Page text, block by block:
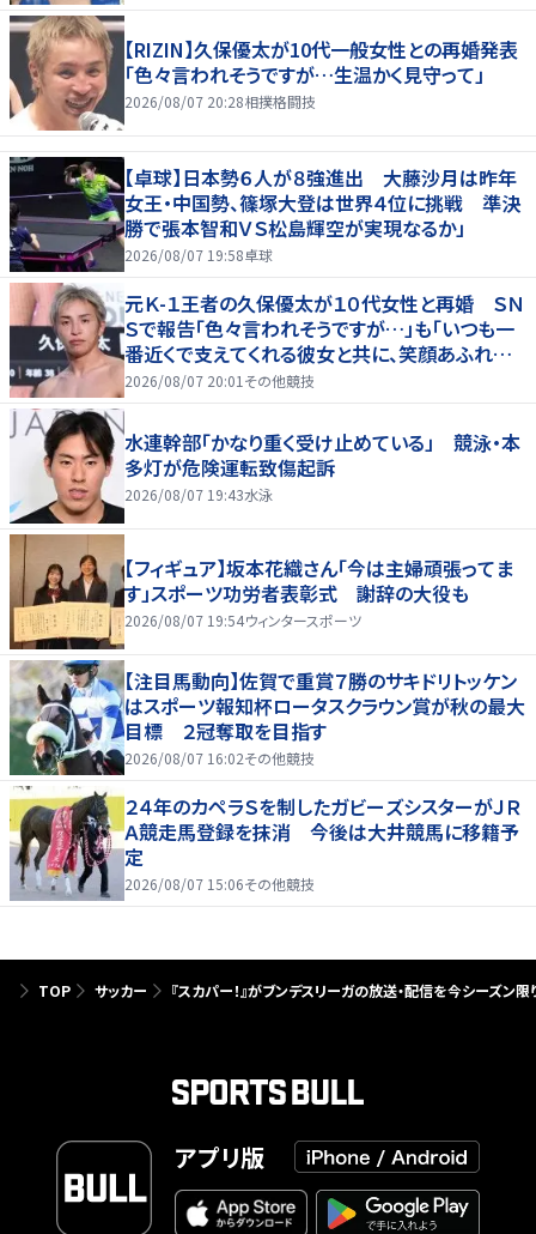
【RIZIN】久保優太が10代一般女性との再婚発表
「色々言われそうですが…生温かく見守って」
2026/08/07 20:28相撲格闘技
【卓球】日本勢６人が８強進出 大藤沙月は昨年
女王・中国勢、篠塚大登は世界４位に挑戦 準決
勝で張本智和ＶＳ松島輝空が実現なるか」
2026/08/07 19:58卓球
元Ｋ-１王者の久保優太が１０代女性と再婚 ＳＮ
Ｓで報告「色々言われそうですが…」も「いつも一
番近くで支えてくれる彼女と共に、笑顔あふれる
家庭を築いていきたい」
2026/08/07 20:01 その他競技
水連幹部「かなり重く受け止めている」 競泳・本
多灯が危険運転致傷起訴
2026/08/07 19:43水泳
【フィギュア】坂本花織さん「今は主婦頑張ってま
す」スポーツ功労者表彰式 謝辞の大役も
2026/08/07 19:54ウィンタースポーツ
【注目馬動向】佐賀で重賞７勝のサキドリトッケン
はスポーツ報知杯ロータスクラウン賞が秋の最大
目標 ２冠奪取を目指す
2026/08/07 16:02その他競技
２４年のカペラＳを制したガビーズシスターがＪＲ
Ａ競走馬登録を抹消 今後は大井競馬に移籍予
定
2026/08/07 15:06その他競技
TOP サッカー 『スカパー！』がブンデスリーガの放送・配信を今シーズン限
アプリ版